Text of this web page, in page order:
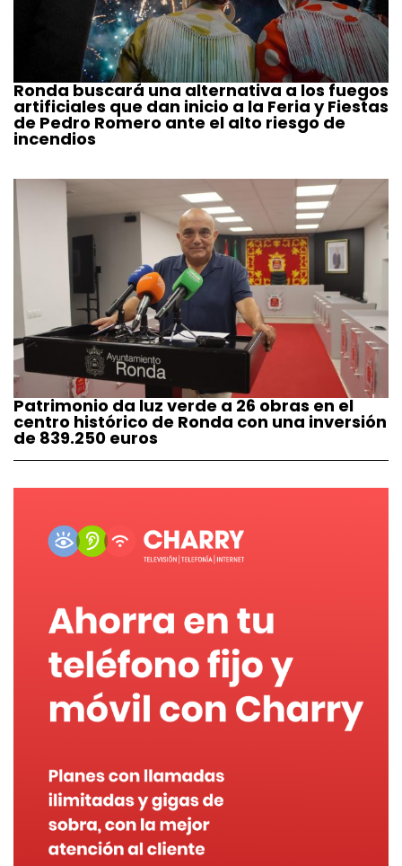
Ronda buscará una alternativa a los fuegos
artificiales que dan inicio a la Feria y Fiestas
de Pedro Romero ante el alto riesgo de
incendios
Patrimonio da luz verde a 26 obras en el
centro histórico de Ronda con una inversión
de 839.250 euros